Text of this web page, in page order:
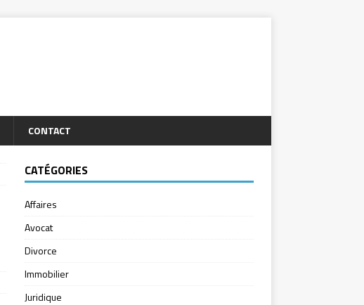
CONTACT
CATÉGORIES
Affaires
Avocat
Divorce
Immobilier
Juridique